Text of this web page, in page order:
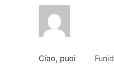
Ciao, puoi